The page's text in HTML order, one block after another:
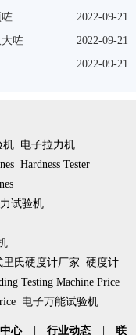
2022-09-21
2022-09-21
咗
2022-09-21
机 电子拉力机
Hardness Tester
试验机
里氏硬度计厂家 硬度计
Testing Machine Price
电子万能试验机
心 | 行业动态 | 联